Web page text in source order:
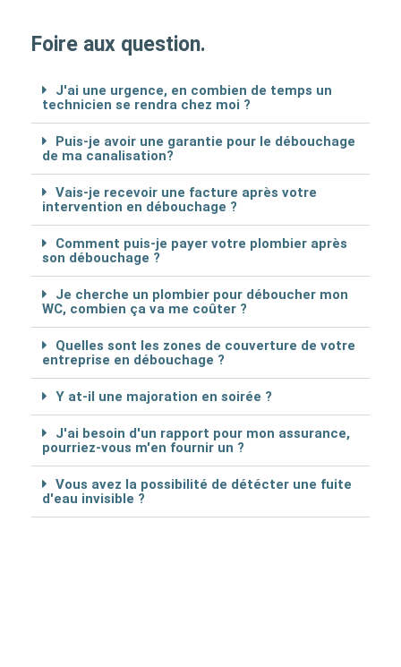
Foire aux question.
J'ai une urgence, en combien de temps un
technicien se rendra chez moi ?
Puis-je avoir une garantie pour le débouchage
de ma canalisation?
Vais-je recevoir une facture après votre
intervention en débouchage ?
Comment puis-je payer votre plombier après
son débouchage ?
Je cherche un plombier pour déboucher mon
WC, combien ça va me coûter ?
Quelles sont les zones de couverture de votre
entreprise en débouchage ?
Y at-il une majoration en soirée ?
J'ai besoin d'un rapport pour mon assurance,
pourriez-vous m'en fournir un ?
Vous avez la possibilité de détécter une fuite
d'eau invisible ?